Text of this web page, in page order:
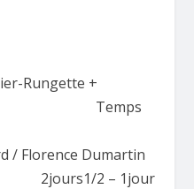
Rungette +
Florence Dumartin
2 – 1jour